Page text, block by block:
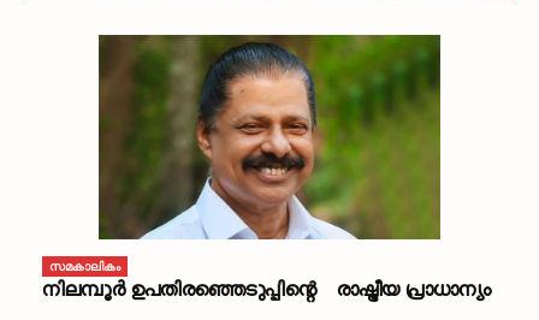
സമകാലികം
നിലമ്പൂര്‍ ഉപതിരഞ്ഞെടുപ്പിന്റെ രാഷ്ട്രീയ പ്രാധാന്യം